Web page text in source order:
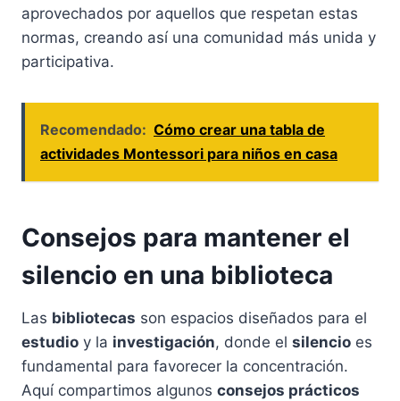
aprovechados por aquellos que respetan estas
normas, creando así una comunidad más unida y
participativa.
Recomendado: Cómo crear una tabla de
actividades Montessori para niños en casa
Consejos para mantener el
silencio en una biblioteca
Las bibliotecas son espacios diseñados para el
estudio y la investigación, donde el silencio es
fundamental para favorecer la concentración.
Aquí compartimos algunos consejos prácticos